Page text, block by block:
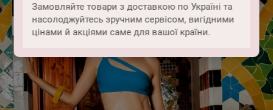
Замовляйте товари з доставкою по Україні та
насолоджуйтесь зручним сервісом, вигідними
цінами й акціями саме для вашої країни.